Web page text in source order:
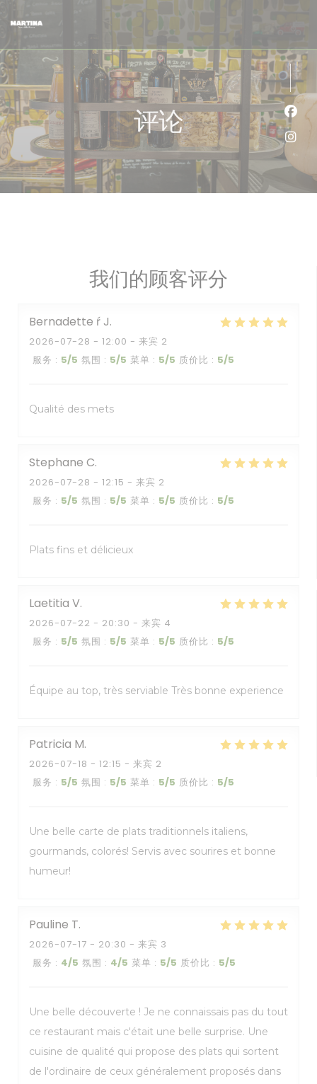
评论
我们的顾客评分
Bernadette ŕJ
2026-07-28 - 12:00 - 来宾 2
服务 : 5/5 氛围 : 5/5 菜单 : 5/5 质价比 : 5/5
Qualité des mets
Stephane C
2026-07-28 - 12:15 - 来宾 2
服务 : 5/5 氛围 : 5/5 菜单 : 5/5 质价比 : 5/5
Plats fins et délicieux
Laetitia V
2026-07-22 - 20:30 - 来宾 4
服务 : 5/5 氛围 : 5/5 菜单 : 5/5 质价比 : 5/5
Équipe au top, très serviable Très bonne experience
Patricia M
2026-07-18 - 12:15 - 来宾 2
服务 : 5/5 氛围 : 5/5 菜单 : 5/5 质价比 : 5/5
Une belle carte de plats traditionnels italiens,
gourmands, colorés! Servis avec sourires et bonne
humeur!
Pauline T
2026-07-17 - 20:30 - 来宾 3
服务 : 4/5 氛围 : 4/5 菜单 : 5/5 质价比 : 5/5
Une belle découverte ! Je ne connaissais pas du tout
ce restaurant mais c'était une belle surprise. Une
cuisine de qualité qui propose des plats qui sortent
de l'ordinaire de ceux généralement proposés dans